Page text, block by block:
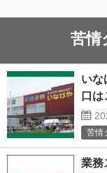
苦情
いな
口は
苦情
業務